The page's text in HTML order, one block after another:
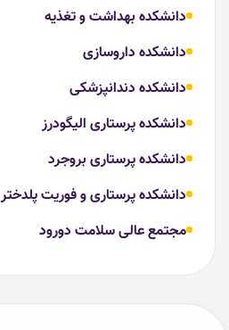
دانشکده بهداشت و تغذیه
دانشکده داروسازی
دانشکده دندانپزشکی
دانشکده پرستاری الیگودرز
دانشکده پرستاری بروجرد
دانشکده پرستاری و فوریت پلدختر
مجتمع عالی سلامت دورود